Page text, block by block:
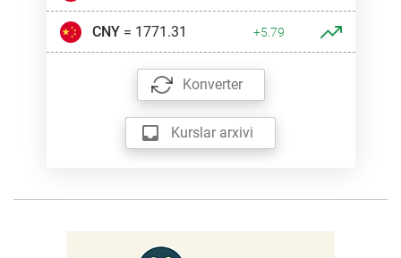
CNY= 1771.31 +5.79
Konverter
Kurslar arxivi